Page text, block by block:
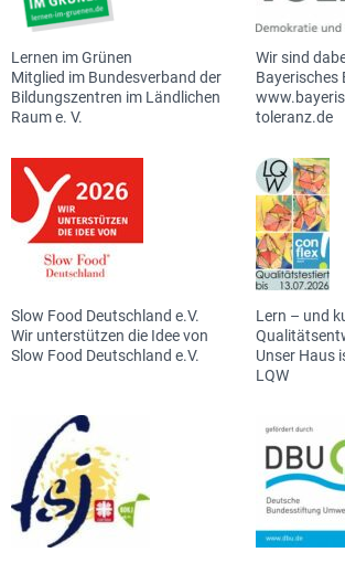
Lernen im Grünen
Mitglied im Bundesverband der
Bildungszentren im Ländlichen
Raum e. V.
Wir sind
Bayerisches
toleranz.de
Slow Food Deutschland e.V.
Wir unterstützen die Idee von
Slow Food Deutschland e.V.
Lern – und
Unser Haus
LQW